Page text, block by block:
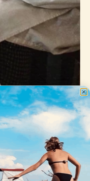
Atelier in Bella Italia,
Alle einzigartigen
Stücke werden